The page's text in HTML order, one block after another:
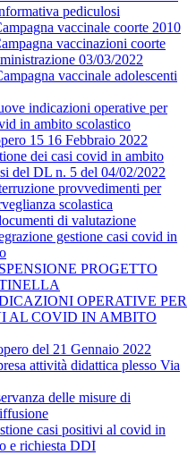
pediculosi
vaccinale coorte 2010
vaccinazioni coorte
03/03/2022
vaccinale adolescenti
indicazioni operative per
in ambito scolastico
15 16 Febbraio 2022
dei casi covid in ambito
del DL n. 5 del 04/02/2022
provvedimenti per
scolastica
di valutazione
gestione casi covid in
PROGETTO
OPERATIVE PER
AL COVID IN AMBITO
del 21 Gennaio 2022
attività didattica plesso Via
delle misure di
casi positivi al covid in
e richiesta DDI